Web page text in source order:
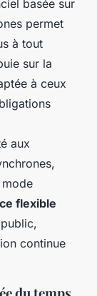
basée sur
permet
à tout
sur la
à ceux
aux
flexible
continue